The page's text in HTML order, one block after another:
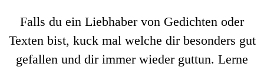
Falls du ein Liebhaber von Gedichten oder
Texten bist, kuck mal welche dir besonders gut
gefallen und dir immer wieder guttun. Lerne